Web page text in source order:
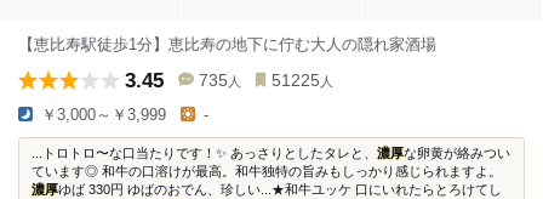
【恵比寿駅徒歩1分】恵比寿の地下に佇む大人の隠れ家酒場
3.45 735 人 51225 人
￥3,000～￥3,999 -
...トロトロ〜な口当たりです！✨ あっさりとしたタレと、 濃厚な卵黄が絡みつい
ています◎ 和牛の口溶けが最高。和牛独特の旨みもしっかり感じられますよ。
濃厚ゆば 330円 ゆばのおでん、珍しい...★和牛ユッケ 口にいれたらとろけてし